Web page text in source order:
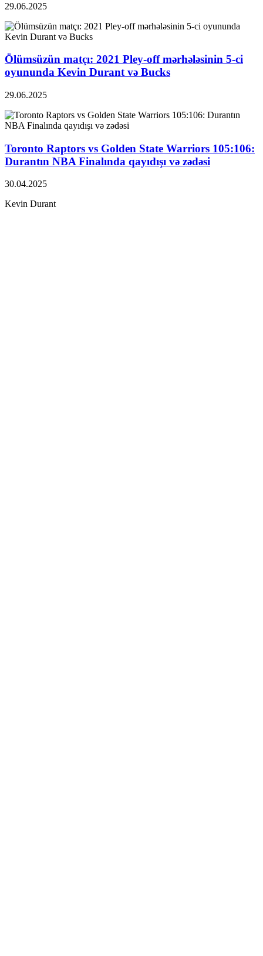
29.06.2025
Ölümsüzün matçı: 2021 Pley-off mərhələsinin 5-ci
oyununda Kevin Durant və Bucks
29.06.2025
Toronto Raptors vs Golden State Warriors 105:106:
Durantın NBA Finalında qayıdışı və zədəsi
30.04.2025
Kevin Durant